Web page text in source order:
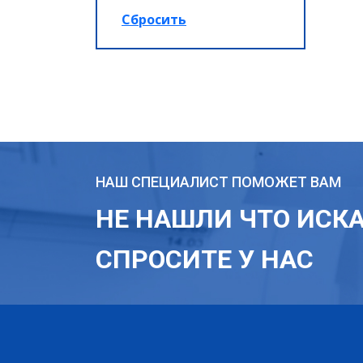
НАШ СПЕЦИАЛИСТ ПОМОЖЕТ ВАМ
НЕ НАШЛИ ЧТО
СПРОСИТЕ У НАС